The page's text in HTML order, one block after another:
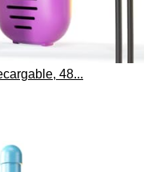
48...